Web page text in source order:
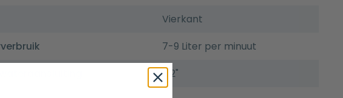
Vierkant
7-9 Liter per minuut
1/2"